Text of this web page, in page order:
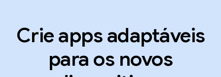
Crie apps adaptáveis
para os novos